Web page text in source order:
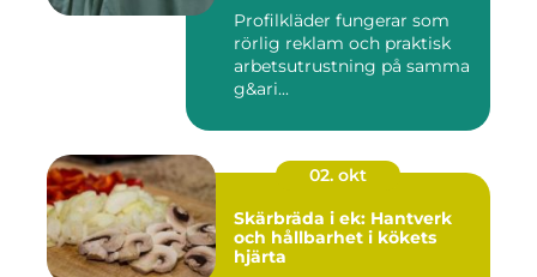
Profilkläder fungerar som
rörlig reklam och praktisk
arbetsutrustning på samma
g&ari...
02. okt
Skärbräda i ek: Hantverk
och hållbarhet i kökets
hjärta